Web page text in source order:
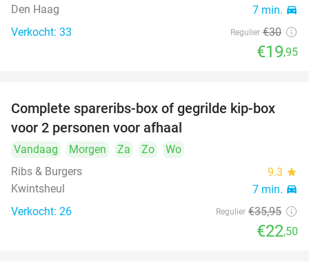
Den Haag 7 min. directions_car
Verkocht: 33 Regulier €30
€19,95
37%
Complete spareribs-box of gegrilde kip-box
voor 2 personen voor afhaal
Vandaag Morgen Za Zo
Wo
Ribs & Burgers
9.3 star
Kwintsheul 7 min. directions_car
Verkocht: 26 Regulier €35,95
€22,50